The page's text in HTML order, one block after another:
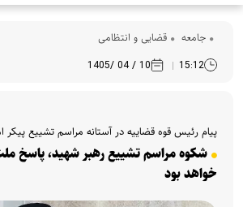
جامعه قضایی و انتظامی
15:12
10 / 04 /1405
پیام رئیس قوه قضاییه در آستانه‌ مراسم تشییع پیکر
شکوه مراسم تشییع رهبر شهید، پاسخ
خواهد بود